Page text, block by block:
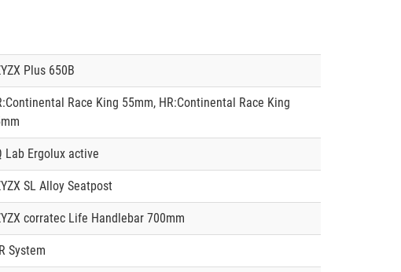
Plus 650B
Race King 55mm, HR:Continental Race King
Lab Ergolux active
SL Alloy Seatpost
corratec Life Handlebar 700mm
System